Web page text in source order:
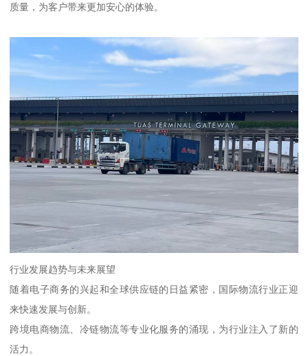
质量，为客户带来更加安心的体验。
行业发展趋势与未来展望
随着电子商务的兴起和全球供应链的日益紧密，国际物流行业正迎
来快速发展与创新。
跨境电商物流、冷链物流等专业化服务的涌现，为行业注入了新的
活力。